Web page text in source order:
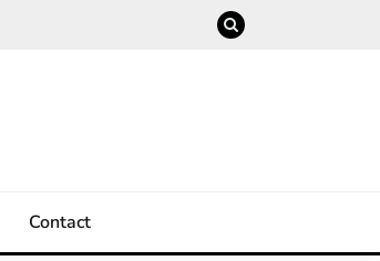
Contact